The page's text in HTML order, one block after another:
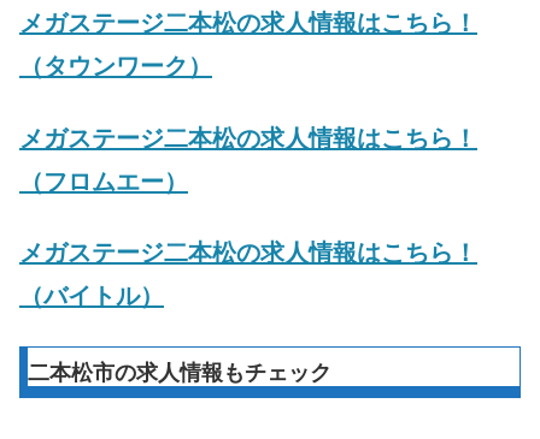
メガステージ二本松の求人情報はこちら！
（タウンワーク）
メガステージ二本松の求人情報はこちら！
（フロムエー）
メガステージ二本松の求人情報はこちら！
（バイトル）
二本松市の求人情報もチェック